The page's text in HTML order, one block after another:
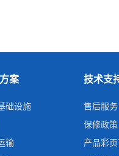
案
础设施
输
技术支
售后服务
保修政策
产品彩